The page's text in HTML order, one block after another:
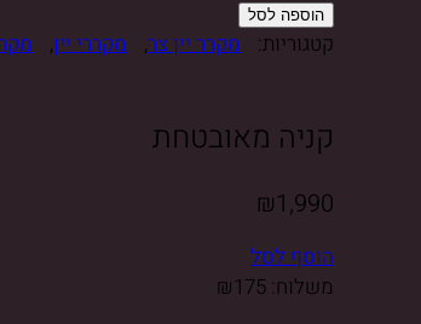
הוספה לסל
קטגוריות: מקרר יין צר, מקררי יין,
קניה מאובטחת
₪1,990
הוסף לסל
משלוח:
₪175